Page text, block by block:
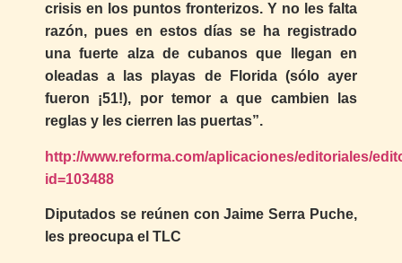
crisis en los puntos fronterizos. Y no les falta
razón, pues en estos días se ha registrado
una fuerte alza de cubanos que llegan en
oleadas a las playas de Florida (sólo ayer
fueron ¡51!), por temor a que cambien las
reglas y les cierren las puertas”.
http://www.reforma.com/aplicaciones/editoriales/
id=103488
Diputados se reúnen con Jaime Serra Puche,
les preocupa el TLC